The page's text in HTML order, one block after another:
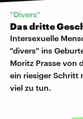
"Divers"
Das dritte
Intersexuelle
"divers" ins
Moritz Prasse von
ein riesiger Schritt
viel zu tun.